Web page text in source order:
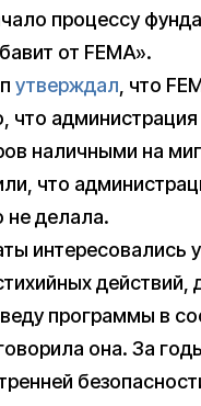
процессу
от FEMA».
утверждал, что
что
наличными на
что
не делала.
интересовались
действий,
программы в
она. За